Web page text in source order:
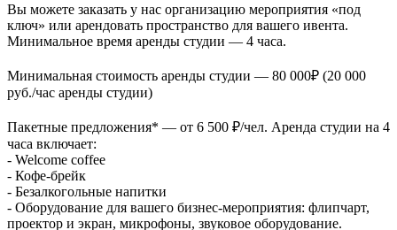
Вы можете заказать у нас организацию мероприятия «под
ключ» или арендовать пространство для вашего ивента.
Минимальное время аренды студии — 4 часа.
Минимальная стоимость аренды студии — 80 000₽ (20 000
руб./час аренды студии)
Пакетные предложения* — от 6 500 ₽/чел. Аренда студии на 4
часа включает:
- Welcome coffee
- Кофе-брейк
- Безалкогольные напитки
- Оборудование для вашего бизнес-мероприятия: флипчарт,
проектор и экран, микрофоны, звуковое оборудование.